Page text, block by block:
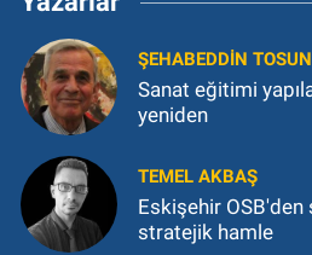
ŞEHABEDDIN
Sanat eğitimi
yeniden
TEMEL AKBAŞ
Eskişehir
stratejik hamle